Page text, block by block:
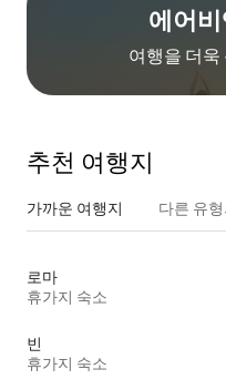
에어
여행을 더
추천 여행지
가까운 여행지 다른 유
로마
휴가지 숙소
빈
휴가지 숙소